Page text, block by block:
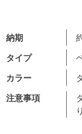
注意事項
納期
タイプ
カラー